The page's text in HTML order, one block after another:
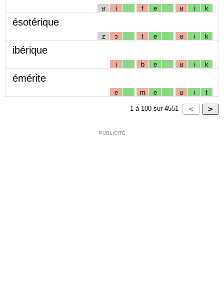
ʁ i f e ʁ i k
ésotérique
z ɔ t e ʁ i k
ibérique
i b e ʁ i k
émérite
e m e ʁ i t
1 à 100 sur 4551
PUBLICITÉ